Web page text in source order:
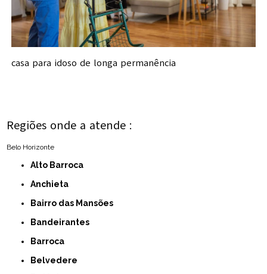
casa para idoso de longa permanência
Regiões onde a atende :
Belo Horizonte
Alto Barroca
Anchieta
Bairro das Mansões
Bandeirantes
Barroca
Belvedere